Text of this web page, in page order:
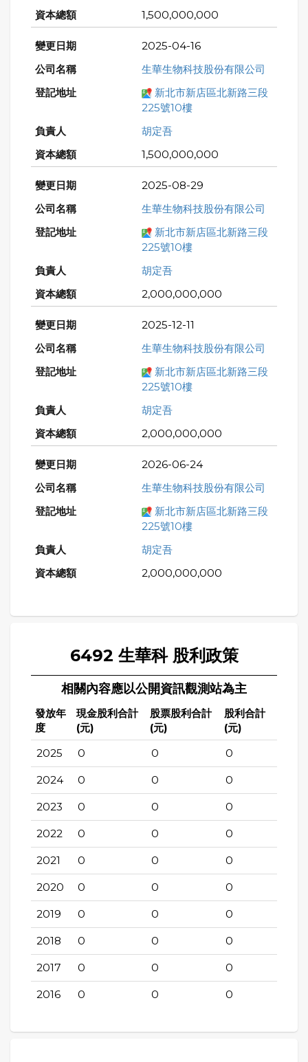
1,500,000,000
2025-04-16
生華生物科技股份有限公司
新北市新店區北新路三段
225號10樓
胡定吾
1,500,000,000
2025-08-29
生華生物科技股份有限公司
新北市新店區北新路三段
225號10樓
胡定吾
2,000,000,000
2025-12-11
生華生物科技股份有限公司
新北市新店區北新路三段
225號10樓
胡定吾
2,000,000,000
2026-06-24
生華生物科技股份有限公司
新北市新店區北新路三段
225號10樓
胡定吾
2,000,000,000
6492 生華科 股利政策
相關內容應以公開資訊觀測站為主
發放年
度
現金股利合計
(元)
股票股利合計
(元)
股利合計
(元)
2025 0 0 0
2024 0 0 0
2023 0 0 0
2022 0 0 0
2021 0 0 0
2020 0 0 0
2019 0 0 0
2018 0 0 0
2017 0 0 0
2016 0 0 0